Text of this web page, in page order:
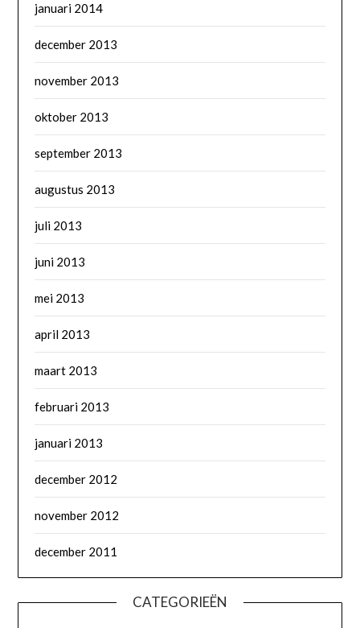
januari 2014
december 2013
november 2013
oktober 2013
september 2013
augustus 2013
juli 2013
juni 2013
mei 2013
april 2013
maart 2013
februari 2013
januari 2013
december 2012
november 2012
december 2011
CATEGORIEËN